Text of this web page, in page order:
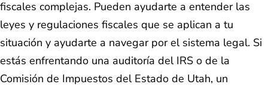
fiscales complejas. Pueden ayudarte a entender las
leyes y regulaciones fiscales que se aplican a tu
situación y ayudarte a navegar por el sistema legal. Si
estás enfrentando una auditoría del IRS o de la
Comisión de Impuestos del Estado de Utah, un